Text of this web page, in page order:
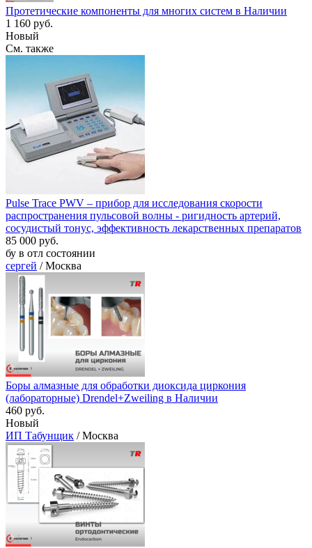
Протетические компоненты для многих систем в Наличии
1 160 руб.
Новый
См. также
Pulse Trace PWV – прибор для исследования скорости
распространения пульсовой волны - ригидность артерий,
сосудистый тонус, эффективность лекарственных препаратов
85 000 руб.
бу в отл состоянии
сергей / Москва
Боры алмазные для обработки диоксида циркония
(лабораторные) Drendel+Zweiling в Наличии
460 руб.
Новый
ИП Табунщик / Москва